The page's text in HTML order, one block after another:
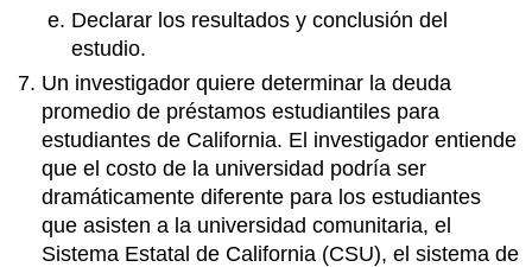
Declarar los resultados y conclusión del
estudio.
Un investigador quiere determinar la deuda
promedio de préstamos estudiantiles para
estudiantes de California. El investigador entiende
que el costo de la universidad podría ser
dramáticamente diferente para los estudiantes
que asisten a la universidad comunitaria, el
Sistema Estatal de California (CSU), el sistema de